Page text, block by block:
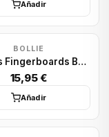
Añadir
BOLLIE
Ruedas Fingerboards Bollie: Bearing Wheels Yellow
15,95 €
Añadir